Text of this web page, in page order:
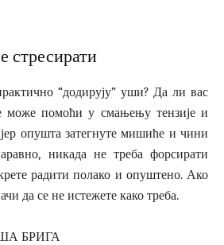
стресирати
“додирују” уши? Да ли вас
може помоћи у смањењу тензије и
опушта затегнуте мишиће и чини
никада не треба форсирати
радити полако и опуштено. Ако
да се не истежете како треба.
БРИГА